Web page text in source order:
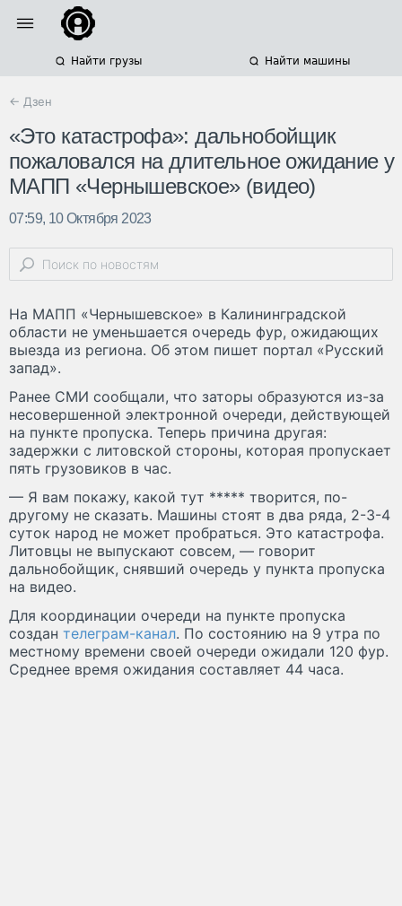
Найти грузы Найти машины
← Дзен
«Это катастрофа»: дальнобойщик
пожаловался на длительное ожидание у
МАПП «Чернышевское» (видео)
07:59, 10 Октября 2023
На МАПП «Чернышевское» в Калининградской
области не уменьшается очередь фур, ожидающих
выезда из региона. Об этом пишет портал «Русский
запад».
Ранее СМИ сообщали, что заторы образуются из-за
несовершенной электронной очереди, действующей
на пункте пропуска. Теперь причина другая:
задержки с литовской стороны, которая пропускает
пять грузовиков в час.
— Я вам покажу, какой тут ***** творится, по-
другому не сказать. Машины стоят в два ряда, 2-3-4
суток народ не может пробраться. Это катастрофа.
Литовцы не выпускают совсем, — говорит
дальнобойщик, снявший очередь у пункта пропуска
на видео.
Для координации очереди на пункте пропуска
создан телеграм-канал. По состоянию на 9 утра по
местному времени своей очереди ожидали 120 фур.
Среднее время ожидания составляет 44 часа.